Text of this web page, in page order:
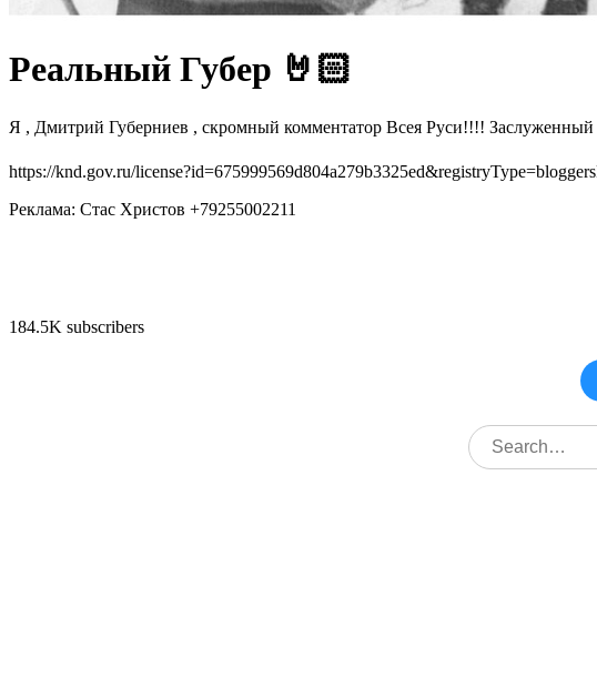
Реальный Губер 🤘🏻
Я , Дмитрий Губерниев , скромный комментатор Всея Руси!!!!
https://knd.gov.ru/
Реклама: Стас Христов +79255002211
184.5K subscribers